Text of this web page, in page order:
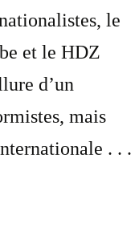
le
et le HDZ
d’un
mais
. . .